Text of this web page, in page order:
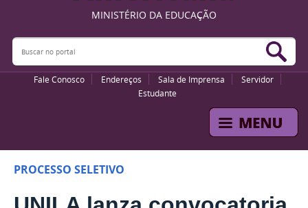
MINISTÉRIO DA EDUCAÇÃO
Buscar no portal
Fale Conosco Endereços Sala de Imprensa
Servidor
Estudante
PROCESSO SELETIVO